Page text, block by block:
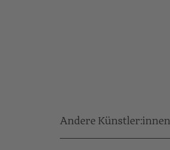
Andere Künstler:innen